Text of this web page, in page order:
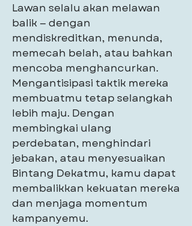
Lawan selalu akan melawan
balik — dengan
mendiskreditkan, menunda,
memecah belah, atau bahkan
mencoba menghancurkan.
Mengantisipasi taktik mereka
membuatmu tetap selangkah
lebih maju. Dengan
membingkai ulang
perdebatan, menghindari
jebakan, atau menyesuaikan
Bintang Dekatmu, kamu dapat
membalikkan kekuatan mereka
dan menjaga momentum
kampanyemu.